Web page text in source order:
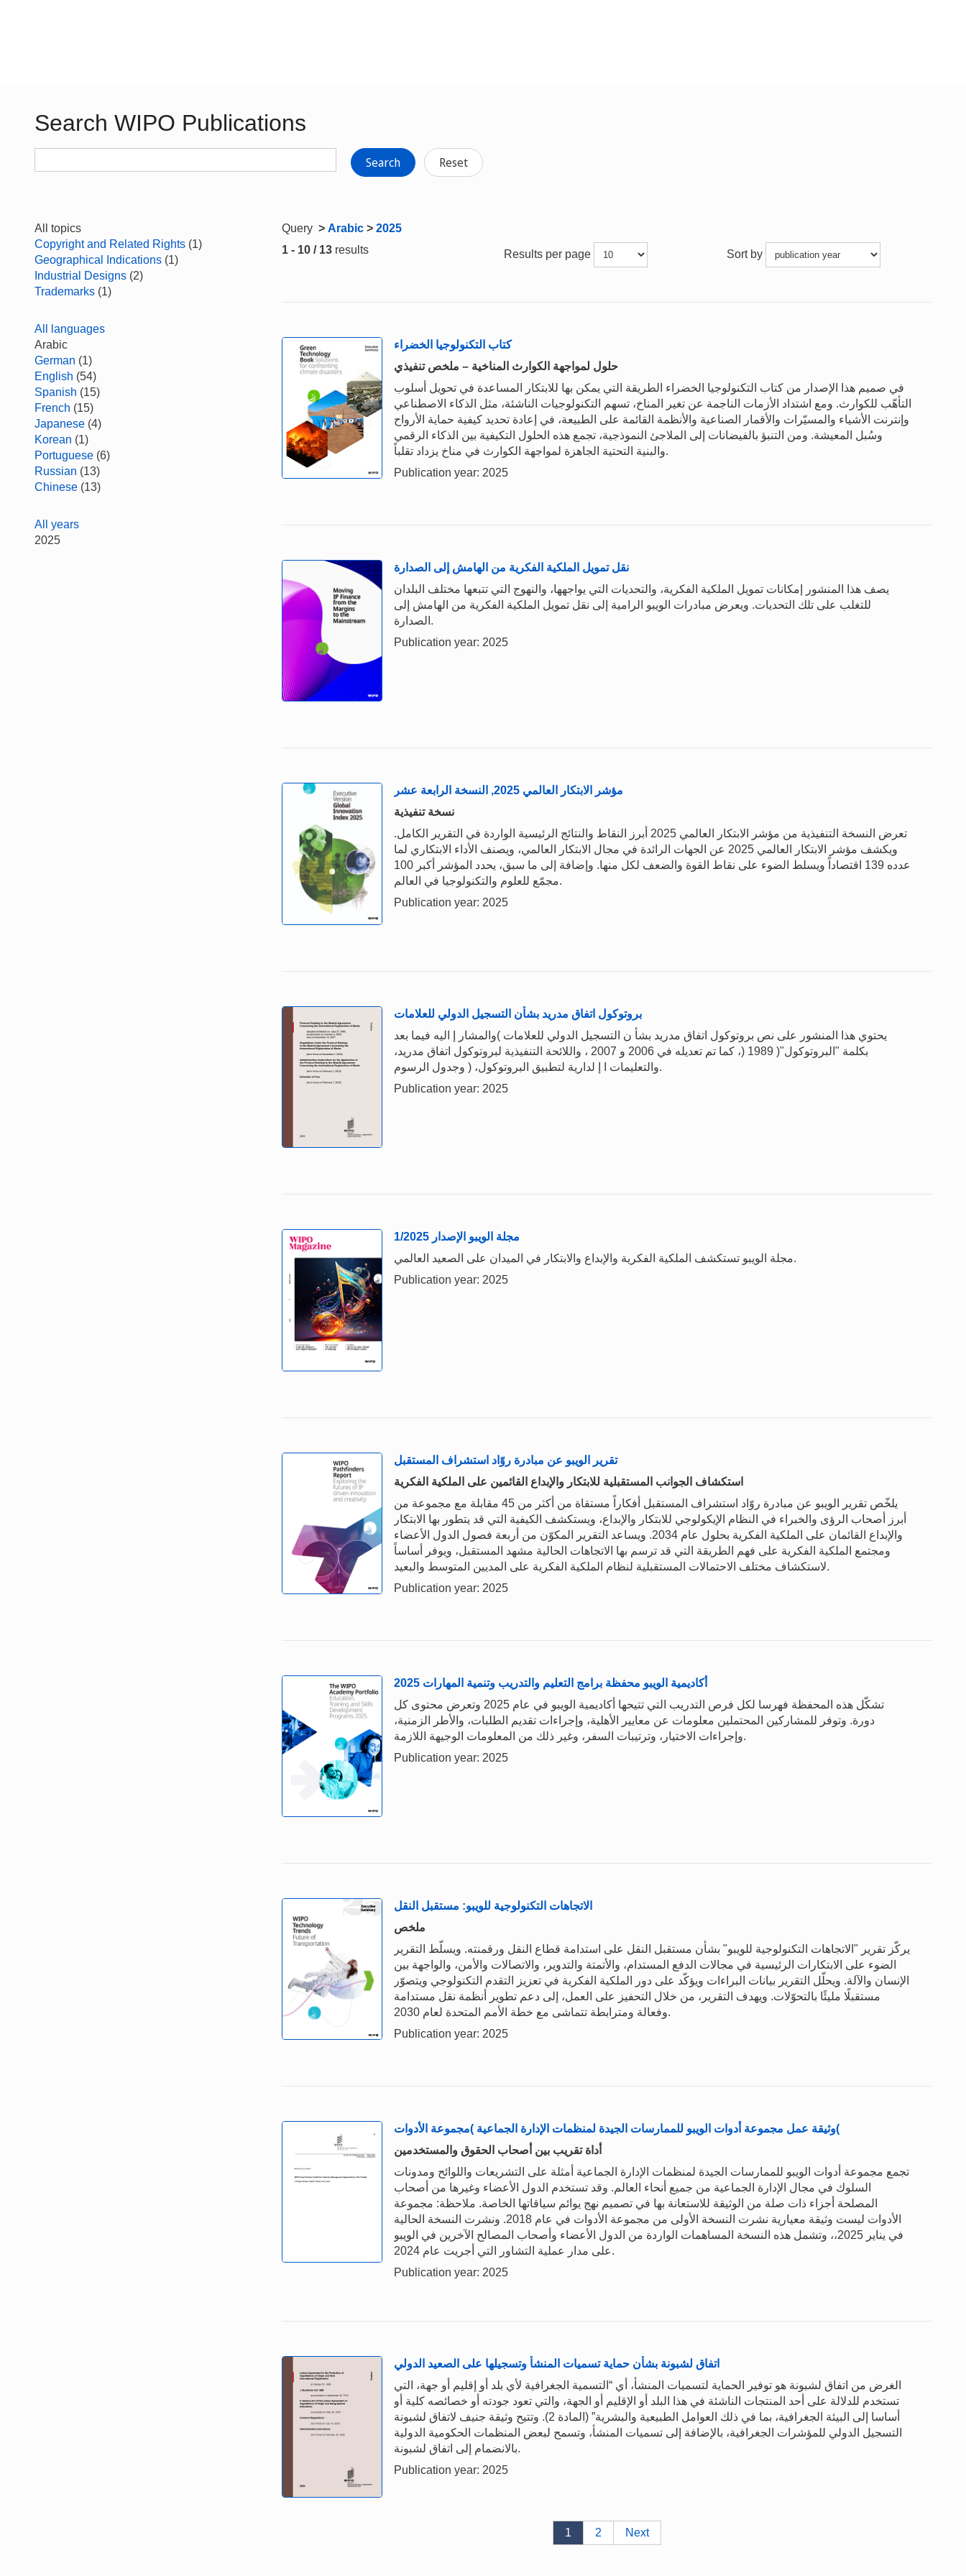
Search WIPO Publications
Search Reset
All topics
Copyright and Related Rights (1)
Geographical Indications (1)
Industrial Designs (2)
Trademarks (1)
All languages
Arabic
German (1)
English (54)
Spanish (15)
French (15)
Japanese (4)
Korean (1)
Portuguese (6)
Russian (13)
Chinese (13)
All years
2025
Query > Arabic > 2025
1 - 10 / 13 results Results per page Sort by
كتاب التكنولوجيا الخضراء
حلول لمواجهة الكوارث المناخية – ملخص تنفيذي
في صميم هذا الإصدار من كتاب التكنولوجيا الخضراء الطريقة التي يمكن بها للابتكار المساعدة في تحويل أسلوب
التأهّب للكوارث. ومع اشتداد الأزمات الناجمة عن تغير المناخ، تسهم التكنولوجيات الناشئة، مثل الذكاء الاصطناعي
وإنترنت الأشياء والمسيّرات والأقمار الصناعية والأنظمة القائمة على الطبيعة، في إعادة تحديد كيفية حماية الأرواح
وسُبل المعيشة. ومن التنبؤ بالفيضانات إلى الملاجئ النموذجية، تجمع هذه الحلول التكيفية بين الذكاء الرقمي
والبنية التحتية الجاهزة لمواجهة الكوارث في مناخ يزداد تقلباً.
Publication year: 2025
نقل تمويل الملكية الفكرية من الهامش إلى الصدارة
يصف هذا المنشور إمكانات تمويل الملكية الفكرية، والتحديات التي يواجهها، والنهوج التي تتبعها مختلف البلدان
للتغلب على تلك التحديات. ويعرض مبادرات الويبو الرامية إلى نقل تمويل الملكية الفكرية من الهامش إلى
الصدارة.
Publication year: 2025
مؤشر الابتكار العالمي 2025, النسخة الرابعة عشر
نسخة تنفيذية
تعرض النسخة التنفيذية من مؤشر الابتكار العالمي 2025 أبرز النقاط والنتائج الرئيسية الواردة في التقرير الكامل.
ويكشف مؤشر الابتكار العالمي 2025 عن الجهات الرائدة في مجال الابتكار العالمي، ويصنف الأداء الابتكاري لما
عدده 139 اقتصاداً ويسلط الضوء على نقاط القوة والضعف لكل منها. وإضافة إلى ما سبق، يحدد المؤشر أكبر 100
مجمّع للعلوم والتكنولوجيا في العالم.
Publication year: 2025
بروتوكول اتفاق مدريد بشأن التسجيل الدولي للعلامات
يحتوي هذا المنشور على نص بروتوكول اتفاق مدريد بشأ ن التسجيل الدولي للعلامات )والمشار إ اليه فيما بعد
بكلمة "البروتوكول"( 1989 (، كما تم تعديله في 2006 و 2007 ، واللائحة التنفيذية لبروتوكول اتفاق مدريد،
والتعليمات ا إ لدارية لتطبيق البروتوكول، ( وجدول الرسوم.
Publication year: 2025
1/2025 مجلة الويبو الإصدار
مجلة الويبو تستكشف الملكية الفكرية والإبداع والابتكار في الميدان على الصعيد العالمي.
Publication year: 2025
تقرير الويبو عن مبادرة روّاد استشراف المستقبل
استكشاف الجوانب المستقبلية للابتكار والإبداع القائمين على الملكية الفكرية
يلخّص تقرير الويبو عن مبادرة روّاد استشراف المستقبل أفكاراً مستقاة من أكثر من 45 مقابلة مع مجموعة من
أبرز أصحاب الرؤى والخبراء في النظام الإيكولوجي للابتكار والإبداع، ويستكشف الكيفية التي قد يتطور بها الابتكار
والإبداع القائمان على الملكية الفكرية بحلول عام 2034. ويساعد التقرير المكوّن من أربعة فصول الدول الأعضاء
ومجتمع الملكية الفكرية على فهم الطريقة التي قد ترسم بها الاتجاهات الحالية مشهد المستقبل، ويوفر أساساً
لاستكشاف مختلف الاحتمالات المستقبلية لنظام الملكية الفكرية على المديين المتوسط والبعيد.
Publication year: 2025
أكاديمية الويبو محفظة برامج التعليم والتدريب وتنمية المهارات 2025
تشكّل هذه المحفظة فهرسا لكل فرص التدريب التي تتيحها أكاديمية الويبو في عام 2025 وتعرض محتوى كل
دورة. وتوفر للمشاركين المحتملين معلومات عن معايير الأهلية، وإجراءات تقديم الطلبات، والأطر الزمنية،
وإجراءات الاختيار، وترتيبات السفر، وغير ذلك من المعلومات الوجيهة اللازمة.
Publication year: 2025
الاتجاهات التكنولوجية للويبو: مستقبل النقل
ملخص
يركّز تقرير "الاتجاهات التكنولوجية للويبو" بشأن مستقبل النقل على استدامة قطاع النقل ورقمنته. ويسلّط التقرير
الضوء على الابتكارات الرئيسية في مجالات الدفع المستدام، والأتمتة والتدوير، والاتصالات والأمن، والواجهة بين
الإنسان والآلة. ويحلّل التقرير بيانات البراءات ويؤكّد على دور الملكية الفكرية في تعزيز التقدم التكنولوجي ويتصوّر
مستقبلًا مليئًا بالتحوّلات. ويهدف التقرير، من خلال التحفيز على العمل، إلى دعم تطوير أنظمة نقل مستدامة
وفعالة ومترابطة تتماشى مع خطة الأمم المتحدة لعام 2030.
Publication year: 2025
وثيقة عمل مجموعة أدوات الويبو للممارسات الجيدة لمنظمات الإدارة الجماعية )مجموعة الأدوات(
أداة تقريب بين أصحاب الحقوق والمستخدمين
تجمع مجموعة أدوات الويبو للممارسات الجيدة لمنظمات الإدارة الجماعية أمثلة على التشريعات واللوائح ومدونات
السلوك في مجال الإدارة الجماعية من جميع أنحاء العالم. وقد تستخدم الدول الأعضاء وغيرها من أصحاب
المصلحة أجزاء ذات صلة من الوثيقة للاستعانة بها في تصميم نهج يوائم سياقاتها الخاصة. ملاحظة: مجموعة
الأدوات ليست وثيقة معيارية نشرت النسخة الأولى من مجموعة الأدوات في عام 2018. ونشرت النسخة الحالية
في يناير 2025،، وتشمل هذه النسخة المساهمات الواردة من الدول الأعضاء وأصحاب المصالح الآخرين في الويبو
على مدار عملية التشاور التي أجريت عام 2024.
Publication year: 2025
اتفاق لشبونة بشأن حماية تسميات المنشأ وتسجيلها على الصعيد الدولي
الغرض من اتفاق لشبونة هو توفير الحماية لتسميات المنشأ، أي “التسمية الجغرافية لأي بلد أو إقليم أو جهة، التي
تستخدم للدلالة على أحد المنتجات الناشئة في هذا البلد أو الإقليم أو الجهة، والتي تعود جودته أو خصائصه كلية أو
أساسا إلى البيئة الجغرافية، بما في ذلك العوامل الطبيعية والبشرية” (المادة 2). وتتيح وثيقة جنيف لاتفاق لشبونة
التسجيل الدولي للمؤشرات الجغرافية، بالإضافة إلى تسميات المنشأ، وتسمح لبعض المنظمات الحكومية الدولية
بالانضمام إلى اتفاق لشبونة.
Publication year: 2025
1 2 Next